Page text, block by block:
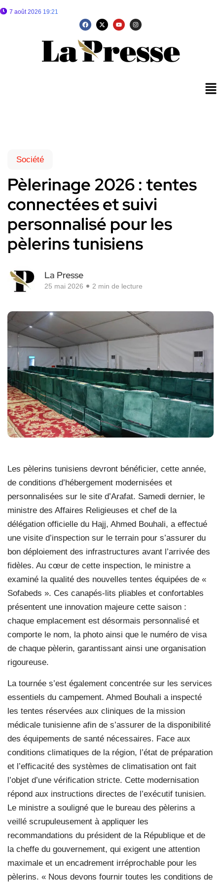
7 août 2026 19:21
Société
Pèlerinage 2026 : tentes
connectées et suivi
personnalisé pour les
pèlerins tunisiens
La Presse
25 mai 2026 2 min de lecture
Les pèlerins tunisiens devront bénéficier, cette année,
de conditions d’hébergement modernisées et
personnalisées sur le site d’Arafat. Samedi dernier, le
ministre des Affaires Religieuses et chef de la
délégation officielle du Hajj, Ahmed Bouhali, a effectué
une visite d’inspection sur le terrain pour s’assurer du
bon déploiement des infrastructures avant l’arrivée des
fidèles. Au cœur de cette inspection, le ministre a
examiné la qualité des nouvelles tentes équipées de «
Sofabeds ». Ces canapés-lits pliables et confortables
présentent une innovation majeure cette saison :
chaque emplacement est désormais personnalisé et
comporte le nom, la photo ainsi que le numéro de visa
de chaque pèlerin, garantissant ainsi une organisation
rigoureuse.
La tournée s’est également concentrée sur les services
essentiels du campement. Ahmed Bouhali a inspecté
les tentes réservées aux cliniques de la mission
médicale tunisienne afin de s’assurer de la disponibilité
des équipements de santé nécessaires. Face aux
conditions climatiques de la région, l’état de préparation
et l’efficacité des systèmes de climatisation ont fait
l’objet d’une vérification stricte. Cette modernisation
répond aux instructions directes de l’exécutif tunisien.
Le ministre a souligné que le bureau des pèlerins a
veillé scrupuleusement à appliquer les
recommandations du président de la République et de
la cheffe du gouvernement, qui exigent une attention
maximale et un encadrement irréprochable pour les
pèlerins. « Nous devons fournir toutes les conditions de